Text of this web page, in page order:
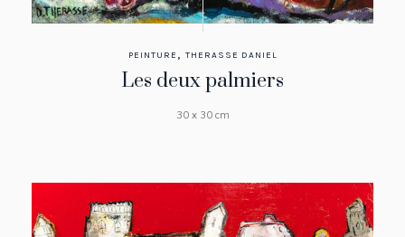
PEINTURE , THERASSE DANIEL
Les deux palmiers
30 x 30 cm